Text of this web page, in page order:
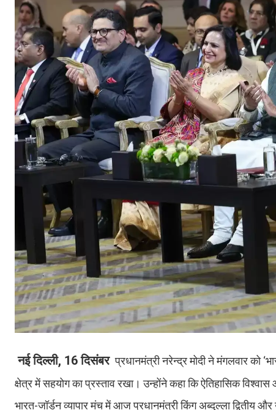
नई दिल्ली, 16 दिसंबर प्रधानमंत्री नरेन्द्र मोदी ने मंगलवार को
क्षेत्र में सहयोग का प्रस्ताव रखा। उन्होंने कहा कि ऐतिहासिक
भारत-जॉर्डन व्यापार मंच में आज प्रधानमंत्री किंग अब्दुल्ला द्वितीय